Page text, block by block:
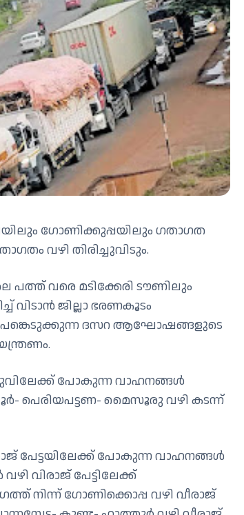
ഗോണിക്കുപ്പയിലും ഗതാഗത
വഴി തിരിച്ചുവിടും.
പത്ത് വരെ മടിക്കേരി ടൗണിലും
വിടാൻ ജില്ലാ ഭരണകൂടം
പങ്കെടുക്കുന്ന ദസറ ആഘോഷങ്ങളുടെ
പോകുന്ന വാഹനങ്ങൾ
പെരിയപട്ടണ- മൈസൂരു വഴി കടന്ന്
പേട്ടയിലേക്ക് പോകുന്ന വാഹനങ്ങൾ
വിരാജ്‌ പേട്ടിലേക്ക്
നിന്ന് ഗോണിക്കൊപ്പ വഴി വീരാജ്‌